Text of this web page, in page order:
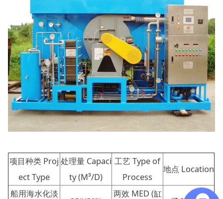
项目种类 Proj
ect Type
处理量 Capaci
ty (M³/D)
工艺 Type of
Process
地点 Location
船用海水化淡
两效 MED (缸